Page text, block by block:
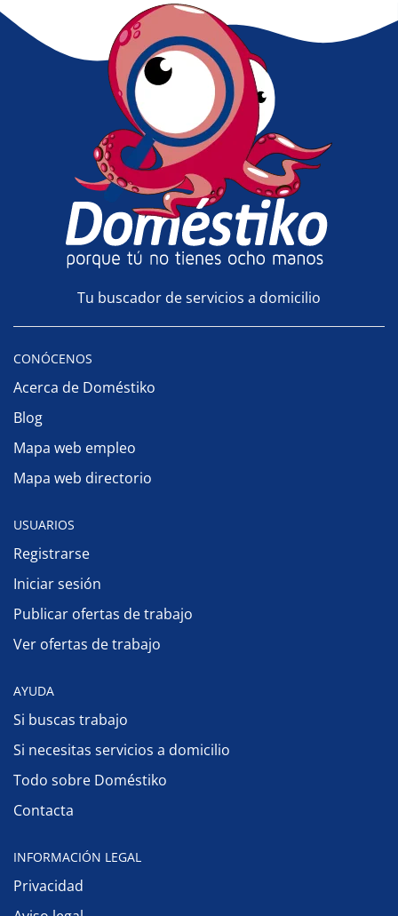
Tu buscador de servicios a domicilio
CONÓCENOS
Acerca de Doméstiko
Blog
Mapa web empleo
Mapa web directorio
USUARIOS
Registrarse
Iniciar sesión
Publicar ofertas de trabajo
Ver ofertas de trabajo
AYUDA
Si buscas trabajo
Si necesitas servicios a domicilio
Todo sobre Doméstiko
Contacta
INFORMACIÓN LEGAL
Privacidad